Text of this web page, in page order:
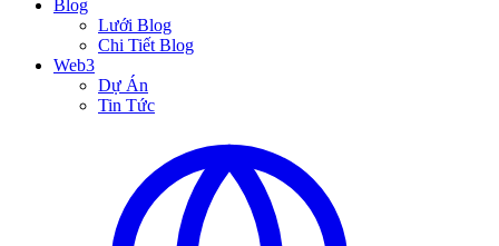
Blog
Lưới Blog
Chi Tiết Blog
Web3
Dự Án
Tin Tức